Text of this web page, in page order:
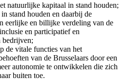
natuurlijke kapitaal in stand houden;
stand houden en daarbij de
eerlijke en billijke verdeling van de
en participatief en
bedrijven;
de vitale functies van het
van de Brusselaars door een
autonomie te ontwikkelen die zich
buiten toe.